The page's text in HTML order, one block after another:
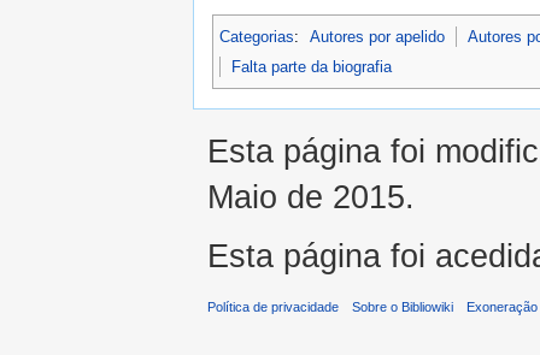
Categorias: Autores por apelido
Autores
Falta parte da biografia
Esta página foi
Maio de 2015.
Esta página foi
Política de privacidade Sobre o Bibliowiki